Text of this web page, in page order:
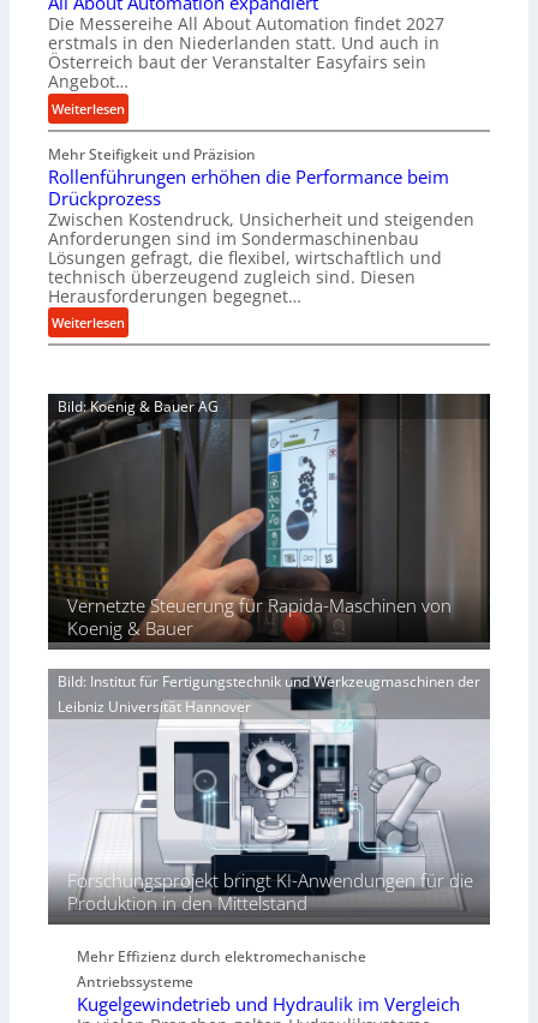
r
s
o
u
n
g
e
n
t
s
p
a
n
s
i
c
i
c
h
i
n
e
n
a
u
-
B
e
s
t
e
l
u
n
g
e
V
o
r
j
Die Messereihe All About Automation findet 2027
erstmals in den Niederlanden statt. Und auch in
Österreich baut der Veranstalter Easyfairs sein
Angebot…
Weiterlesen:
A
l
l
A
b
o
u
t
A
u
m
a
a
n
d
i
e
r
Mehr Steifigkeit und Präzision
Rollenführungen erhöhen die Performance beim
Drückprozess
Zwischen Kostendruck, Unsicherheit und steigenden
Anforderungen sind im Sondermaschinenbau
Lösungen gefragt, die flexibel, wirtschaftlich und
technisch überzeugend zugleich sind. Diesen
Herausforderungen begegnet…
Weiterlesen:
R
l
l
e
g
e
e
r
i
e
P
r
f
o
Bild: Koenig & Bauer AG
Vernetzte Steuerung für Rapida-Maschinen von
Koenig & Bauer
Bild: Institut für Fertigungstechnik und Werkzeugmaschinen der
Leibniz Universität Hannover
Forschungsprojekt bringt KI-Anwendungen für die
Produktion in den Mittelstand
Mehr Effizienz durch elektromechanische
Antriebssysteme
Kugelgewindetrieb und Hydraulik im Vergleich